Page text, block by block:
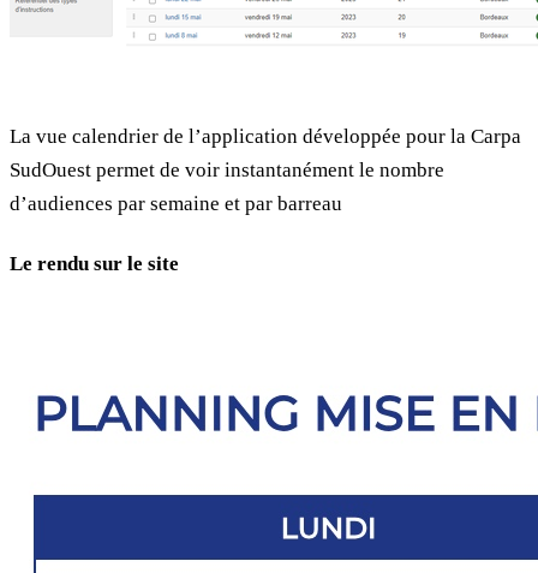
La vue calendrier de l’application développée pour la Carpa
SudOuest permet de voir instantanément le nombre
d’audiences par semaine et par barreau
Le rendu sur le site